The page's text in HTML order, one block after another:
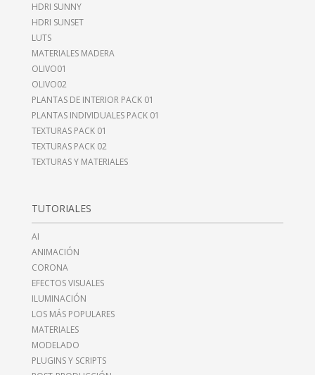
HDRI SUNNY
HDRI SUNSET
LUTS
MATERIALES MADERA
OLIVO01
OLIVO02
PLANTAS DE INTERIOR PACK 01
PLANTAS INDIVIDUALES PACK 01
TEXTURAS PACK 01
TEXTURAS PACK 02
TEXTURAS Y MATERIALES
TUTORIALES
AI
ANIMACIÓN
CORONA
EFECTOS VISUALES
ILUMINACIÓN
LOS MÁS POPULARES
MATERIALES
MODELADO
PLUGINS Y SCRIPTS